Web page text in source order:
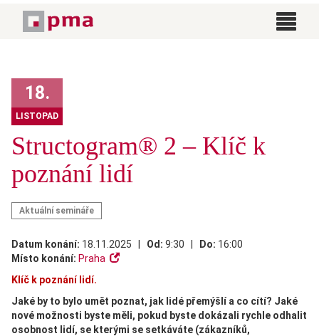
Hlavní strana Aktuality Structogram® 2 – Klíč k poznání lidí
18.
LISTOPAD
Structogram® 2 – Klíč k
poznání lidí
Aktuální semináře
Datum konání: 18.11.2025 | Od: 9:30 | Do: 16:00
Místo konání: Praha
Klíč k poznání lidí.
Jaké by to bylo umět poznat, jak lidé přemýšlí a co cítí? Jaké
nové možnosti byste měli, pokud byste dokázali rychle odhalit
osobnost lidí, se kterými se setkáváte (zákazníků,